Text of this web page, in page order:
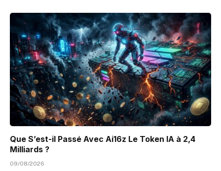
Que S’est-il Passé Avec Ai16z Le Token IA à 2,4
Milliards ?
09/08/2026